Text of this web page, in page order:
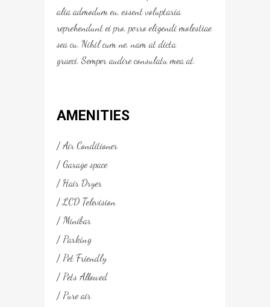
alia admodum eu, essent voluptaria
reprehendunt ei pro, porro eligendi molestiae
sea cu. Nihil cum ne, nam at dicta
graeci. Semper audire consulatu mea at.
AMENITIES
Air Conditioner
Garage space
Hair Dryer
LCD Television
Minibar
Parking
Pet Friendly
Pets Allowed
Pure air